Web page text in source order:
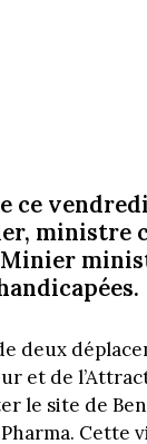
ce
ministre
deux
et de
le site de
Cette